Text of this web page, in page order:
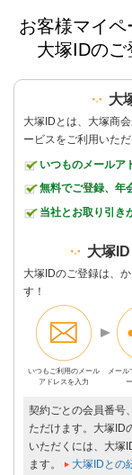
お客様マイ
大塚IDの
大
大塚IDとは、大塚商
ービスをご利用いた
いつものメールア
無料でご登録、年
当社とお取り引き
大塚
大塚IDのご登録は、
す！
いつもご利用のメール
アドレスを入力
メール
契約ごとの会員番号
ただけます。大塚ID
いただくには、大塚
ます。
大塚IDとの